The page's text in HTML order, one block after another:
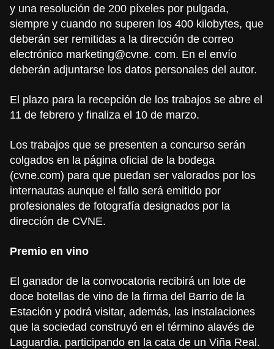
y una resolución de 200 píxeles por pulgada,
siempre y cuando no superen los 400 kilobytes, que
deberán ser remitidas a la dirección de correo
electrónico marketing@cvne. com. En el envío
deberán adjuntarse los datos personales del autor.
El plazo para la recepción de los trabajos se abre el
11 de febrero y finaliza el 10 de marzo.
Los trabajos que se presenten a concurso serán
colgados en la página oficial de la bodega
(cvne.com) para que puedan ser valorados por los
internautas aunque el fallo será emitido por
profesionales de fotografía designados por la
dirección de CVNE.
Premio en vino
El ganador de la convocatoria recibirá un lote de
doce botellas de vino de la firma del Barrio de la
Estación y podrá visitar, además, las instalaciones
que la sociedad construyó en el término alavés de
Laguardia, participando en la cata de un Viña Real.